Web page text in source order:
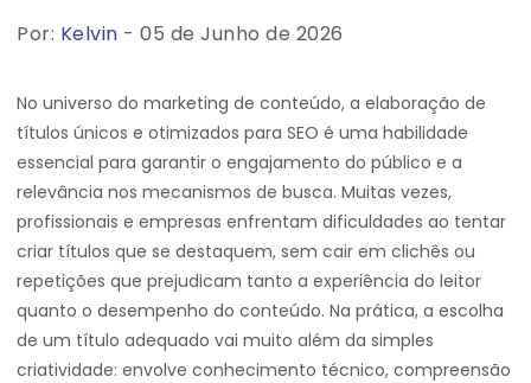
Por: Kelvin - 05 de Junho de 2026
No universo do marketing de conteúdo, a elaboração de
títulos únicos e otimizados para SEO é uma habilidade
essencial para garantir o engajamento do público e a
relevância nos mecanismos de busca. Muitas vezes,
profissionais e empresas enfrentam dificuldades ao tentar
criar títulos que se destaquem, sem cair em clichês ou
repetições que prejudicam tanto a experiência do leitor
quanto o desempenho do conteúdo. Na prática, a escolha
de um título adequado vai muito além da simples
criatividade: envolve conhecimento técnico, compreensão